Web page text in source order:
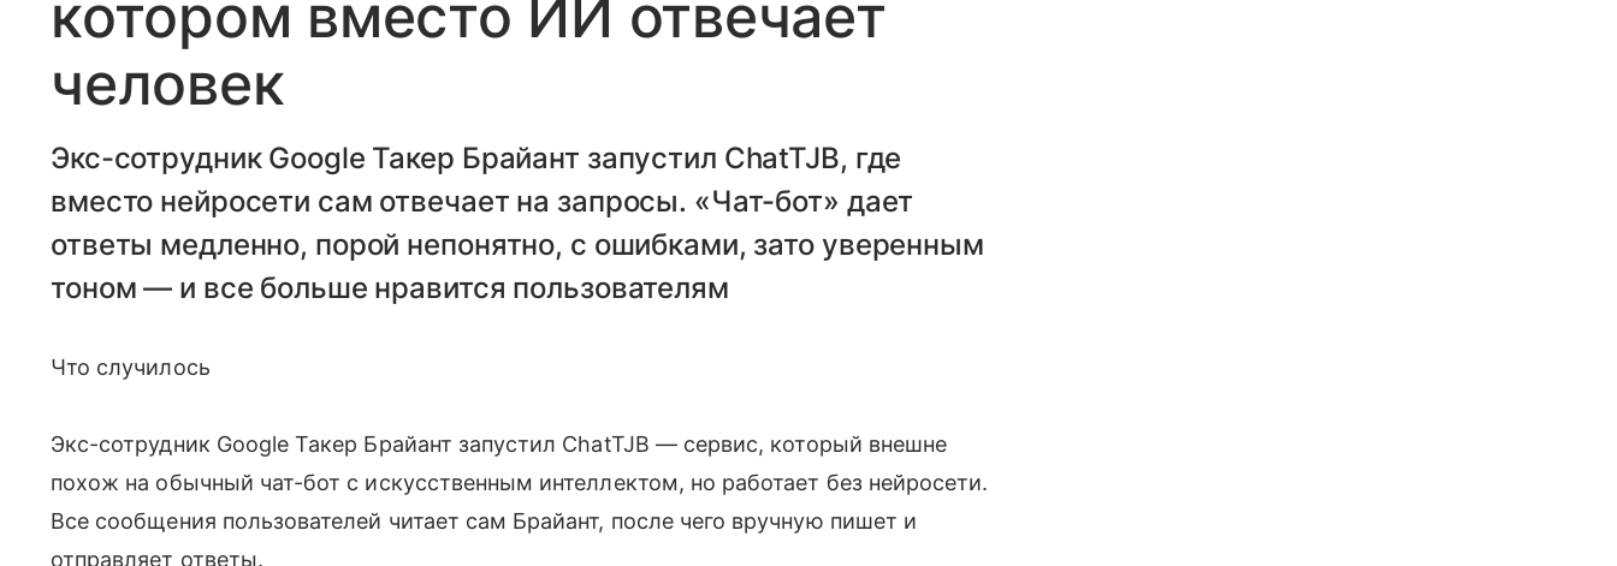
котором вместо ИИ отвечает
человек
Экс-сотрудник Google Такер Брайант запустил ChatTJB, где
вместо нейросети сам отвечает на запросы. «Чат-бот» дает
ответы медленно, порой непонятно, с ошибками, зато уверенным
тоном — и все больше нравится пользователям
Что случилось
Экс-сотрудник Google Такер Брайант запустил ChatTJB — сервис, который внешне
похож на обычный чат-бот с искусственным интеллектом, но работает без нейросети.
Все сообщения пользователей читает сам Брайант, после чего вручную пишет и
отправляет ответы.